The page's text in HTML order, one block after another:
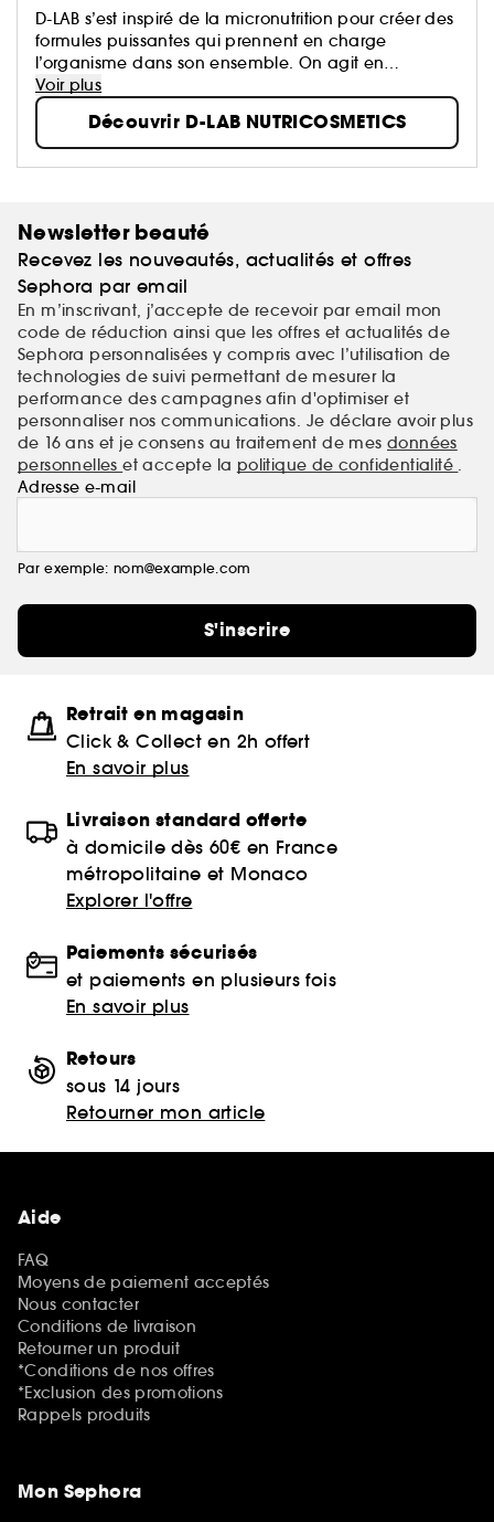
D-LAB s’est inspiré de la micronutrition pour créer des
formules puissantes qui prennent en charge
l’organisme dans son ensemble. On agit en
profondeur sur des leviers d’action essentiels pour
restaurer les équilibres, et faire éclore la beauté de
l’intérieur. Pour garantir des formules respectueuses
de l’organisme, D-LAB a choisi des enveloppes
végétales et des ingrédients cruelty free et sans
Voir plus
Découvrir D-LAB NUTRICOSMETICS
Newsletter beauté
Recevez les nouveautés, actualités et offres
Sephora par email
En m’inscrivant, j’accepte de recevoir par email mon
code de réduction ainsi que les offres et actualités de
Sephora personnalisées y compris avec l’utilisation de
technologies de suivi permettant de mesurer la
performance des campagnes afin d'optimiser et
personnaliser nos communications. Je déclare avoir plus
de 16 ans et je consens au traitement de mes données
personnelleset accepte la politique de confidentialité .
Adresse e-mail
Par exemple: nom@example.com
S'inscrire
Retrait en magasin
Click & Collect en 2h offert
En savoir plus
Livraison standard offerte
à domicile dès 60€ en France
métropolitaine et Monaco
Explorer l'offre
Paiements sécurisés
et paiements en plusieurs fois
En savoir plus
Retours
sous 14 jours
Retourner mon article
Aide
FAQ
Moyens de paiement acceptés
Nous contacter
Conditions de livraison
Retourner un produit
*Conditions de nos offres
*Exclusion des promotions
Rappels produits
Mon Sephora